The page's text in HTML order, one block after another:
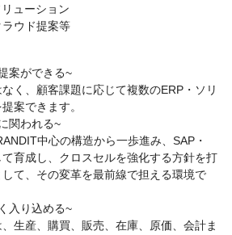
ューション
ラウド提案等
案ができる~
く、顧客課題に応じて複数のERP・ソリ
案できます。
関われる~
中心の構造から一歩進み、SAP・
育成し、クロスセルを強化する方針を打
て、その変革を最前線で担える環境で
入り込める~
生産、購買、販売、在庫、原価、会計ま